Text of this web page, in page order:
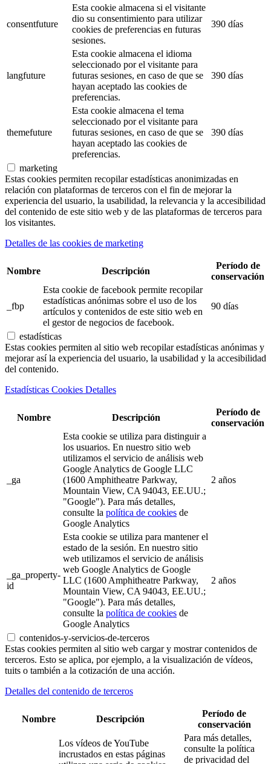
consentfuture
Esta cookie almacena si el visitante
dio su consentimiento para utilizar
cookies de preferencias en futuras
sesiones.
390 días
langfuture
Esta cookie almacena el idioma
seleccionado por el visitante para
futuras sesiones, en caso de que se
hayan aceptado las cookies de
preferencias.
390 días
themefuture
Esta cookie almacena el tema
seleccionado por el visitante para
futuras sesiones, en caso de que se
hayan aceptado las cookies de
preferencias.
390 días
marketing
Estas cookies permiten recopilar estadísticas anonimizadas en
relación con plataformas de terceros con el fin de mejorar la
experiencia del usuario, la usabilidad, la relevancia y la accesibilidad
del contenido de este sitio web y de las plataformas de terceros para
los visitantes.
Detalles de las cookies de marketing
Nombre Descripción
Período de
conservación
_fbp
Esta cookie de facebook permite recopilar
estadísticas anónimas sobre el uso de los
artículos y contenidos de este sitio web en
el gestor de negocios de facebook.
90 días
estadísticas
Estas cookies permiten al sitio web recopilar estadísticas anónimas y
mejorar así la experiencia del usuario, la usabilidad y la accesibilidad
del contenido.
Estadísticas Cookies Detalles
Nombre Descripción
Período de
conservación
_ga
Esta cookie se utiliza para distinguir a
los usuarios. En nuestro sitio web
utilizamos el servicio de análisis web
Google Analytics de Google LLC
(1600 Amphitheatre Parkway,
Mountain View, CA 94043, EE.UU.;
"Google"). Para más detalles,
consulte la política de cookies de
Google Analytics
2 años
_ga_property-
id
Esta cookie se utiliza para mantener el
estado de la sesión. En nuestro sitio
web utilizamos el servicio de análisis
web Google Analytics de Google
LLC (1600 Amphitheatre Parkway,
Mountain View, CA 94043, EE.UU.;
"Google"). Para más detalles,
consulte la política de cookies de
Google Analytics
2 años
contenidos-y-servicios-de-terceros
Estas cookies permiten al sitio web cargar y mostrar contenidos de
terceros. Esto se aplica, por ejemplo, a la visualización de vídeos,
tuits o también a la cotización de una acción.
Detalles del contenido de terceros
Nombre Descripción
Período de
conservación
Los vídeos de YouTube
incrustados en estas páginas
Para más detalles,
consulte la política
de privacidad del